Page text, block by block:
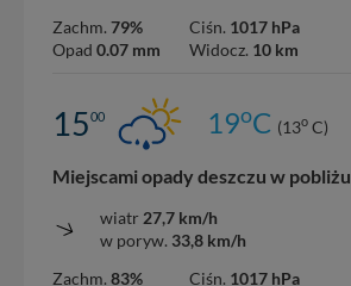
Zachm. 79%
Opad 0.07 mm
Ciśn. 1017 hPa
Widocz. 10 km
1500 19oC (13o C)
Miejscami opady deszczu w pobliżu
wiatr 27,7 km/h
w poryw. 33,8 km/h
Zachm. 83%
Ciśn. 1017 hPa